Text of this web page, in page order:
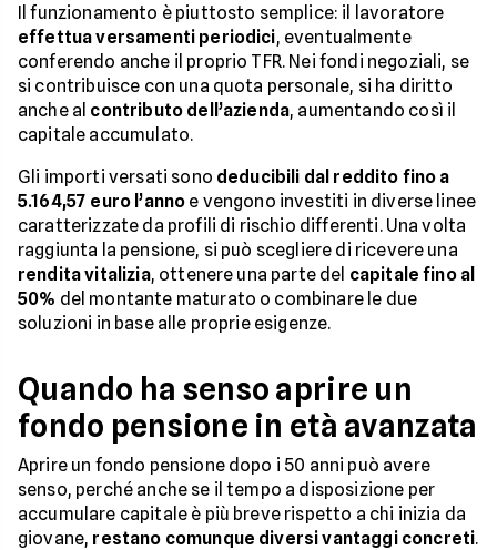
Il funzionamento è piuttosto semplice: il lavoratore
effettua versamenti periodici, eventualmente
conferendo anche il proprio TFR. Nei fondi negoziali, se
si contribuisce con una quota personale, si ha diritto
anche al contributo dell’azienda, aumentando così il
capitale accumulato.
Gli importi versati sono deducibili dal reddito fino a
5.164,57 euro l’anno e vengono investiti in diverse linee
caratterizzate da profili di rischio differenti. Una volta
raggiunta la pensione, si può scegliere di ricevere una
rendita vitalizia, ottenere una parte del capitale fino al
50% del montante maturato o combinare le due
soluzioni in base alle proprie esigenze.
Quando ha senso aprire un
fondo pensione in età avanzata
Aprire un fondo pensione dopo i 50 anni può avere
senso, perché anche se il tempo a disposizione per
accumulare capitale è più breve rispetto a chi inizia da
giovane, restano comunque diversi vantaggi concreti.